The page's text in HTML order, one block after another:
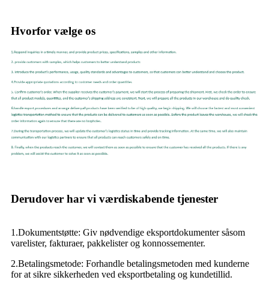
Hvorfor vælge os
Derudover har vi værdiskabende tjenester
1.Dokumentstøtte: Giv nødvendige eksportdokumenter såsom
varelister, fakturaer, pakkelister og konnossementer.
2.Betalingsmetode: Forhandle betalingsmetoden med kunderne
for at sikre sikkerheden ved eksportbetaling og kundetillid.